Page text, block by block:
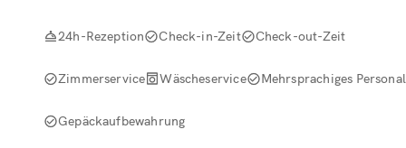
24h-Rezeption Check-in-Zeit Check-out-Zeit
Zimmerservice Wäscheservice Mehrsprachiges Personal
Gepäckaufbewahrung